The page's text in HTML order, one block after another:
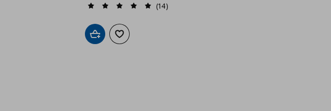
(14)
Добави в кошницата
Добави към списъка с любими